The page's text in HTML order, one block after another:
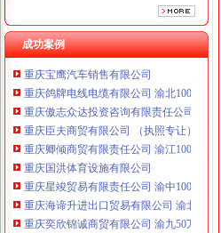
成功案例
重庆鸽牌电线电缆有限公司 渝北10010万 (
重庆傲志众达投资咨询有限责任公司 渝九
重庆臣夫商贸有限公司 （执照专让）
重庆卿倾商贸有限责任公司 渝江100万 （
重庆国洪体育设施有限公司
重庆星竣贸易有限责任公司 渝中100万 （
重庆海谛升进出口贸易有限公司 渝北100
重庆奕欣锦诚商贸有限公司 渝九50万 （工
重庆信同广告有限公司 渝沙50万 （工商注